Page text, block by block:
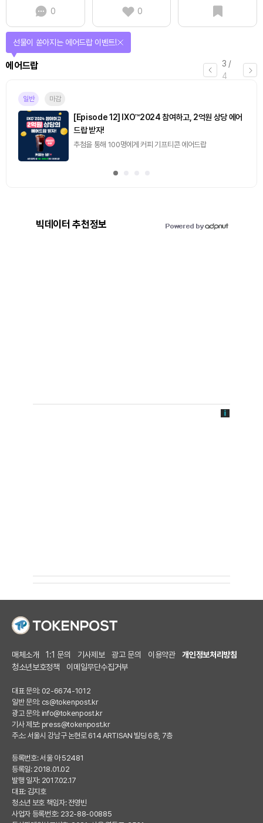
0
0
3 /
4
에어드랍
선물이 쏟아지는 에어드랍 이벤트!
일반 마감
[Episode 12] IXO™2024 참여하고, 2억원 상당 에어
드랍 받자!
추첨을 통해 100명에게 커피 기프티콘 에어드랍
빅데이터 추천정보
매체소개 1:1 문의 기사제보 광고 문의 이용약관
개인정보처리방침
청소년보호정책
이메일무단수집거부
대표 문의: 02-6674-1012
일반 문의: cs@tokenpost.kr
광고 문의: info@tokenpost.kr
기사 제보: press@tokenpost.kr
주소: 서울시 강남구 논현로 614 ARTISAN 빌딩 6층, 7층
등록번호: 서울 아 52481
등록일: 2018.01.02
발행 일자: 2017.02.17
대표: 김지호
청소년 보호 책임자: 전영빈
사업자 등록번호: 232-88-00885